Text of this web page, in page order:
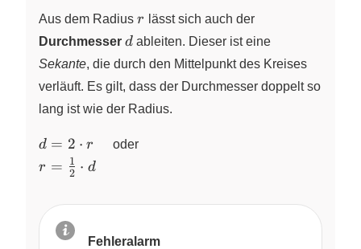
Aus dem Radius r
r lässt sich auch der
Durchmesser d
d ableiten. Dieser ist eine
Sekante, die durch den Mittelpunkt des Kreises
verläuft. Es gilt, dass der Durchmesser doppelt so
lang ist wie der Radius.
d = 2
\cdot
d = 2 ⋅ r oder
r =
{2}
\cdot d
r = 2
1 ⋅ d
Fehleralarm